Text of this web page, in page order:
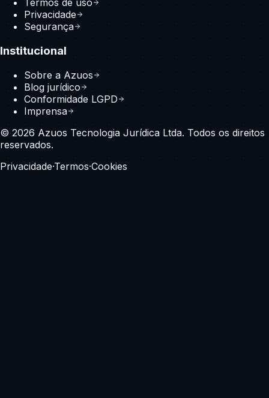
Termos de uso
Privacidade
Segurança
Institucional
Sobre a Azuos
Blog jurídico
Conformidade LGPD
Imprensa
© 2026 Azuos Tecnologia Jurídica Ltda. Todos os direitos
reservados.
Privacidade·Termos·Cookies